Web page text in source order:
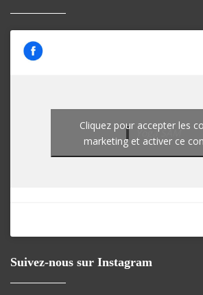
Yoga SAM
Cliquez pour accepter les
marketing et activer ce
Suivez-nous sur Instagram